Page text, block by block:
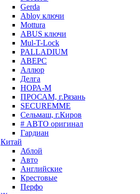
Gerda
Abloy ключи
Mottura
ABUS ключи
Mul-T-Lock
PALLADIUM
АВЕРС
Аллюр
Делга
НОРА-М
ПРОСАМ, г.Рязань
SECUREMME
Сельмаш, г.Киров
# АВТО оригинал
Гардиан
Китай
Аблой
Авто
Английские
Крестовые
Перфо